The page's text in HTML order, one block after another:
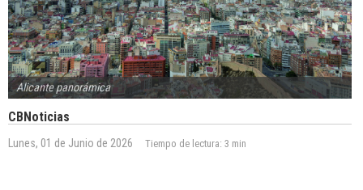
Alicante panorámica
CBNoticias
Lunes, 01 de Junio de 2026 Tiempo de lectura: 3 min